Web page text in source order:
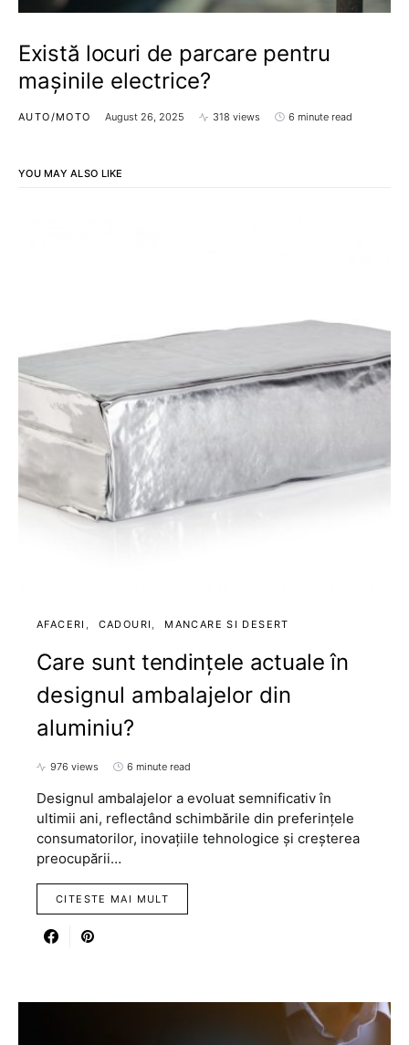
Există locuri de parcare pentru
mașinile electrice?
AUTO/MOTO August 26, 2025 318 views 6 minute read
YOU MAY ALSO LIKE
AFACERI CADOURI MANCARE SI DESERT
Care sunt tendințele actuale în
designul ambalajelor din
aluminiu?
976 views 6 minute read
Designul ambalajelor a evoluat semnificativ în
ultimii ani, reflectând schimbările din preferințele
consumatorilor, inovațiile tehnologice și creșterea
preocupării…
CITESTE MAI MULT